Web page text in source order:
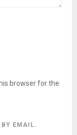
browser for the
BY EMAIL.